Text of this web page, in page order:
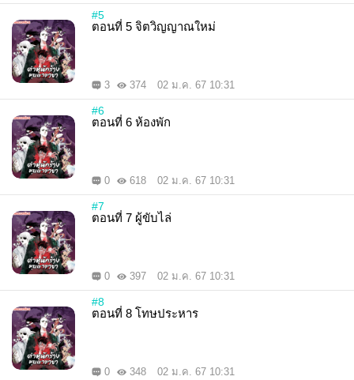
#5
ตอนที่ 5 จิตวิญญาณใหม่
3 374 02 ม.ค. 67 10:31
#6
ตอนที่ 6 ห้องพัก
0 618 02 ม.ค. 67 10:31
#7
ตอนที่ 7 ผู้ขับไล่
0 397 02 ม.ค. 67 10:31
#8
ตอนที่ 8 โทษประหาร
0 348 02 ม.ค. 67 10:31